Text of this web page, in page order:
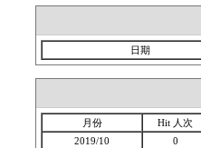
日期
月份
Hit 人次
2019/10
0